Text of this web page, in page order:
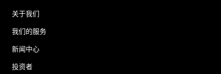
关于我们
我们的服务
新闻中心
投资者